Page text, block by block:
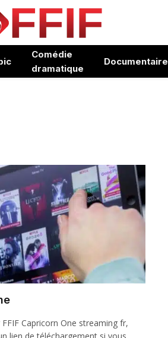
Comédie
dramatique
Documentaire
Capricorn One streaming fr,